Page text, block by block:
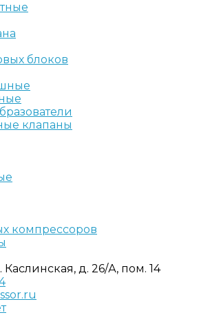
блоков
клапаны
компрессоров
Каслинская, д. 26/А, пом. 14